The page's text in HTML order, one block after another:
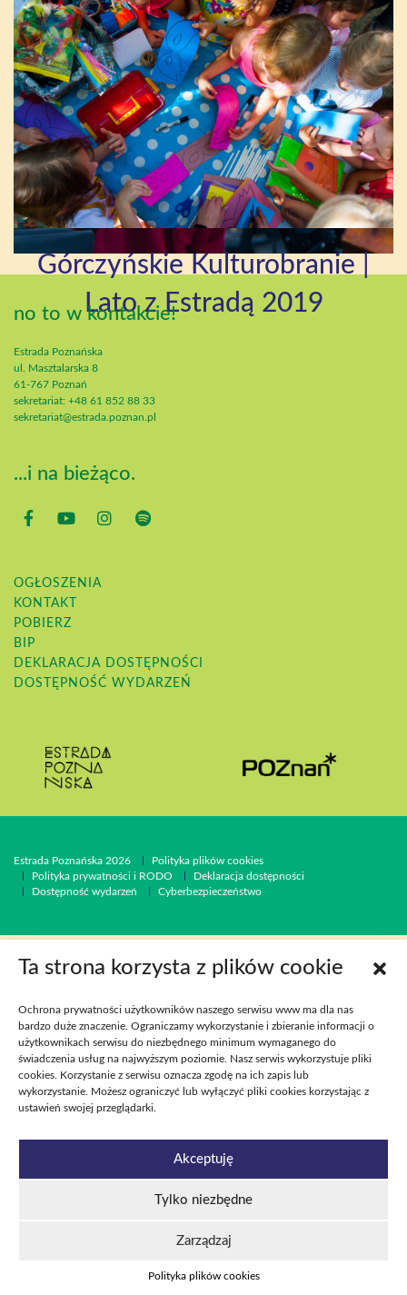
Ta strona korzysta z plików cookie
Ochrona prywatności użytkowników naszego serwisu www ma dla nas
bardzo duże znaczenie. Ograniczamy wykorzystanie i zbieranie informacji o
użytkownikach serwisu do niezbędnego minimum wymaganego do
świadczenia usług na najwyższym poziomie. Nasz serwis wykorzystuje pliki
cookies. Korzystanie z serwisu oznacza zgodę na ich zapis lub
wykorzystanie. Możesz ograniczyć lub wyłączyć pliki cookies korzystając z
ustawień swojej przeglądarki.
Akceptuję
Tylko niezbędne
Zarządzaj
Polityka plików cookies
Górczyńskie Kulturobranie |
Lato z Estradą 2019
no to w kontakcie!
Estrada Poznańska
ul. Masztalarska 8
61-767 Poznań
sekretariat: +48 61 852 88 33
sekretariat@estrada.poznan.pl
...i na bieżąco.
OGŁOSZENIA
KONTAKT
POBIERZ
BIP
DEKLARACJA DOSTĘPNOŚCI
DOSTĘPNOŚĆ WYDARZEŃ
Estrada Poznańska 2026
Polityka plików cookies
Polityka prywatności i RODO
Deklaracja dostępności
Dostępność wydarzeń
Cyberbezpieczeństwo